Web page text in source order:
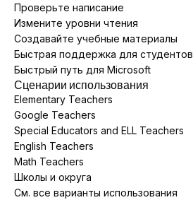
Проверьте написание
Измените уровни чтения
Создавайте учебные материалы
Быстрая поддержка для студентов
Быстрый путь для Microsoft
Сценарии использования
Elementary Teachers
Google Teachers
Special Educators and ELL Teachers
English Teachers
Math Teachers
Школы и округа
См. все варианты использования